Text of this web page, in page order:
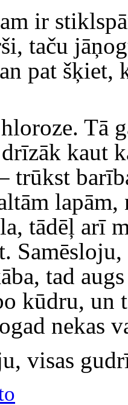
ir
taču
pat šķiet,
Tā
kaut
trūkst
tādēļ arī
tad
kūdru, un
nekas
visas